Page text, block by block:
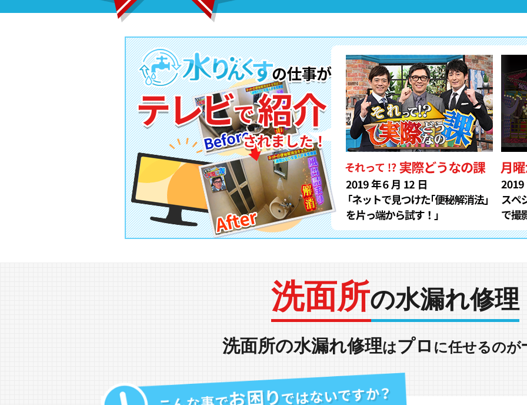
洗面所の水漏れ修理
洗面所の水漏れ修理はプロ に任せるのが